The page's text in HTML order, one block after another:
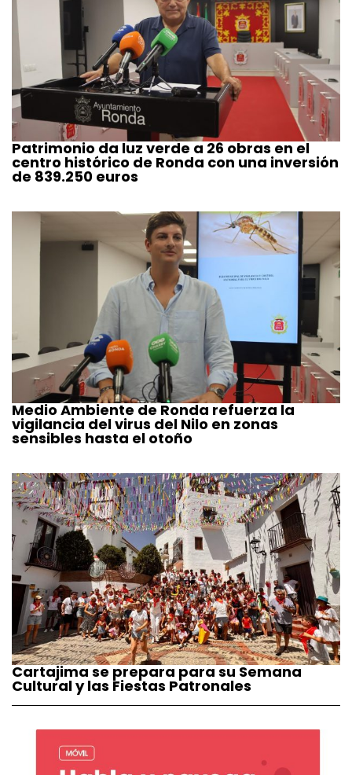
Patrimonio da luz verde a 26 obras en el
centro histórico de Ronda con una inversión
de 839.250 euros
Medio Ambiente de Ronda refuerza la
vigilancia del virus del Nilo en zonas
sensibles hasta el otoño
Cartajima se prepara para su Semana
Cultural y las Fiestas Patronales